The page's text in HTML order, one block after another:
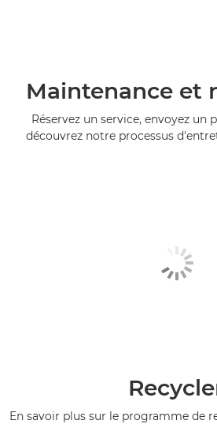
Maintenance et
Réservez un service, envoyez un
découvrez notre processus
En savoir plus sur le programme de